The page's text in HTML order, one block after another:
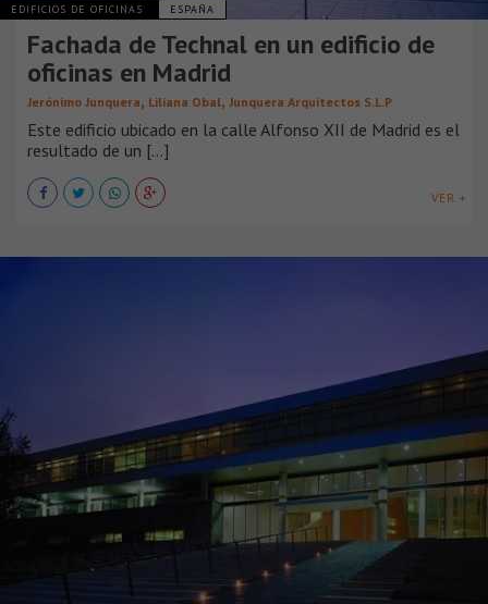
EDIFICIOS DE OFICINAS ESPAÑA
Fachada de Technal en un edificio de
oficinas en Madrid
Jerónimo Junquera, Liliana Obal, Junquera Arquitectos S.L.P
Este edificio ubicado en la calle Alfonso XII de Madrid es el
resultado de un [...]
VER +